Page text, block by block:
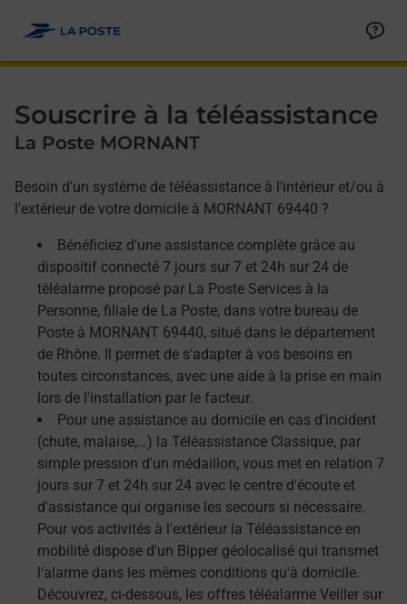
Souscrire à la téléassistance
La Poste MORNANT
Besoin d'un système de téléassistance à l'intérieur et/ou à
l'extérieur de votre domicile à MORNANT 69440 ?
Bénéficiez d'une assistance complète grâce au
dispositif connecté 7 jours sur 7 et 24h sur 24 de
téléalarme proposé par La Poste Services à la
Personne, filiale de La Poste, dans votre bureau de
Poste à MORNANT 69440, situé dans le département
de Rhône. Il permet de s'adapter à vos besoins en
toutes circonstances, avec une aide à la prise en main
lors de l'installation par le facteur.
Pour une assistance au domicile en cas d'incident
(chute, malaise,…) la Téléassistance Classique, par
simple pression d'un médaillon, vous met en relation 7
jours sur 7 et 24h sur 24 avec le centre d'écoute et
d'assistance qui organise les secours si nécessaire.
Pour vos activités à l'extérieur la Téléassistance en
mobilité dispose d'un Bipper géolocalisé qui transmet
l'alarme dans les mêmes conditions qu'à domicile.
Découvrez, ci-dessous, les offres téléalarme Veiller sur